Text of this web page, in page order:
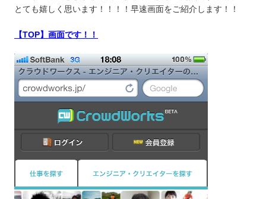
とても嬉しく思います！！！！早速画面をご紹介します！！
【TOP】画面です！！